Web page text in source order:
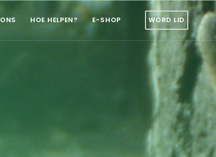
HOE HELPEN? E-SHOP WORD LID